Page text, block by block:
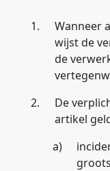
1.
Wanneer
wijst de
de
2.
De
artikel
a)